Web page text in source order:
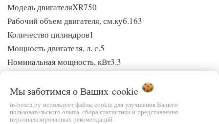
Модель двигателяXR750
Рабочий объем двигателя, см.куб.163
Количество цилиндров1
Мощность двигателя, л. с.5
Номинальная мощность, кВт3.3
Система смазки двигателяРазбрызгиванием
Объём масляного картера, л0.6
Емкость топливного бака, л3,1
Мы заботимся о Ваших cookie
in-bosch.by использует файлы cookie для улучшения Вашего
пользовательского опыта, сбора статистики и представления
персонализированных рекомендаций.